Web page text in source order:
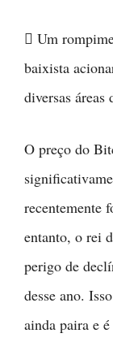
 Um
baixista
diversas áreas
O preço do
recentemente
entanto, o rei
perigo de
desse ano.
ainda paira e